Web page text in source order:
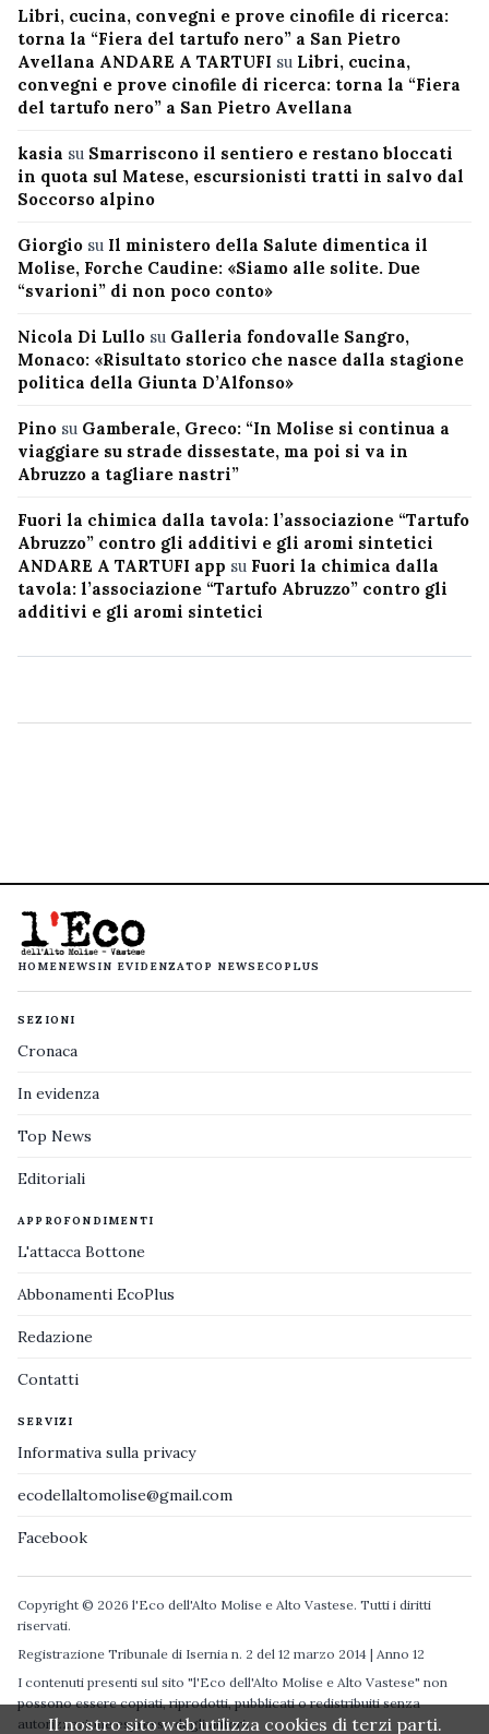
Libri, cucina, convegni e prove cinofile di ricerca:
torna la “Fiera del tartufo nero” a San Pietro
Avellana ANDARE A TARTUFI su Libri, cucina,
convegni e prove cinofile di ricerca: torna la “Fiera
del tartufo nero” a San Pietro Avellana
kasia su Smarriscono il sentiero e restano bloccati
in quota sul Matese, escursionisti tratti in salvo dal
Soccorso alpino
Giorgio su Il ministero della Salute dimentica il
Molise, Forche Caudine: «Siamo alle solite. Due
“svarioni” di non poco conto»
Nicola Di Lullo su Galleria fondovalle Sangro,
Monaco: «Risultato storico che nasce dalla stagione
politica della Giunta D’Alfonso»
Pino su Gamberale, Greco: “In Molise si continua a
viaggiare su strade dissestate, ma poi si va in
Abruzzo a tagliare nastri”
Fuori la chimica dalla tavola: l’associazione “Tartufo
Abruzzo” contro gli additivi e gli aromi sintetici
ANDARE A TARTUFI app su Fuori la chimica dalla
tavola: l’associazione “Tartufo Abruzzo” contro gli
additivi e gli aromi sintetici
HOMENEWS IN EVIDENZATOP NEWS ECOPLUS
SEZIONI
Cronaca
In evidenza
Top News
Editoriali
APPROFONDIMENTI
L'attacca Bottone
Abbonamenti EcoPlus
Redazione
Contatti
SERVIZI
Informativa sulla privacy
ecodellaltomolise@gmail.com
Facebook
Copyright © 2026 l'Eco dell'Alto Molise e Alto Vastese. Tutti i diritti
riservati.
Registrazione Tribunale di Isernia n. 2 del 12 marzo 2014 | Anno 12
I contenuti presenti sul sito "l'Eco dell'Alto Molise e Alto Vastese" non
possono essere copiati, riprodotti, pubblicati o redistribuiti senza
autorizzazione espressa degli autori.
Il nostro sito web utilizza cookies di terzi parti.